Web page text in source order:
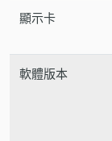
顯示卡
軟體版本